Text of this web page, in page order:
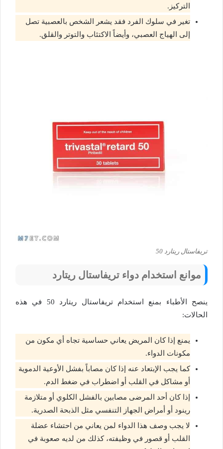
التركيز.
تغير في سلوك الفرد فقد يشعر الشخص بالعصبية تصل
إلى الهياج العصبي، وأيضاً الاكتئاب والتوتر والقلق.
تريفاستال ريتارد 50
موانع استخدام دواء تريفاستال ريتارد
ينصح الأطباء بمنع استخدام تريفاستال ريتارد 50 في هذه
الحالات:
يمنع إذا كان المريض يعاني حساسية تجاه أي مكون من
مكونات الدواء.
كما يجب الإبتعاد عنه إذا كان مصاباً بفشل الأوعية الدموية
أو مشاكل في القلب أو اضطراب في ضغط الدم.
إذا كان أحد المرضى مصابين بالفشل الكلوي أو متلازمة
رينود أو أمراض الجهاز التنفسي مثل الذبحة الصدرية.
لا يجب وصف هذا الدواء لمن يعاني من احتشاء عضلة
القلب أو قصور في وظيفته، كذلك من لديه صعوبة في